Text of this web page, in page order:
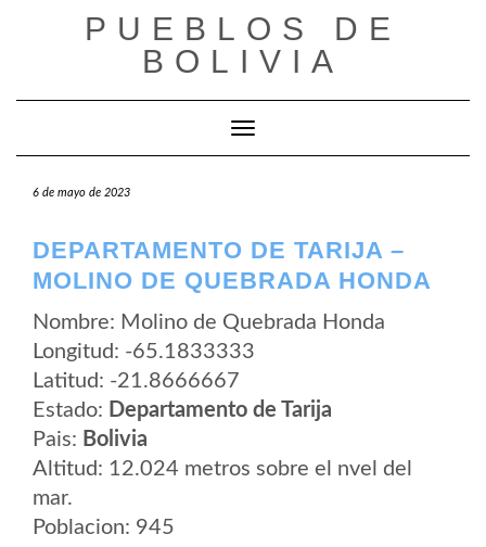
PUEBLOS DE
BOLIVIA
Cambiar modo de navegación
6 de mayo de 2023
DEPARTAMENTO DE TARIJA –
MOLINO DE QUEBRADA HONDA
Nombre: Molino de Quebrada Honda
Longitud: -65.1833333
Latitud: -21.8666667
Estado: Departamento de Tarija
Pais: Bolivia
Altitud: 12.024 metros sobre el nvel del
mar.
Poblacion: 945